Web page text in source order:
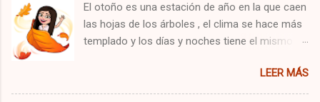
El otoño es una estación de año en la que caen
las hojas de los árboles , el clima se hace más
templado y los días y noches tiene el mismo
comienza también el equinoccio de otoño en el
hemisferio sur y el norte termina el solsticio de
LEER MÁS